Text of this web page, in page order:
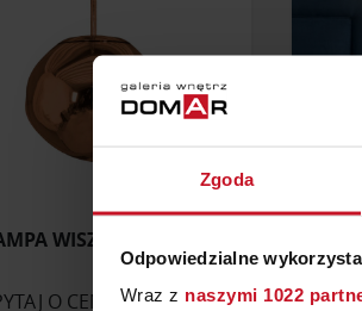
Zgoda
Odpowiedzialne
Wraz z naszymi 1022
WISZĄCA BOLLA
O CENĘ W SALONIE